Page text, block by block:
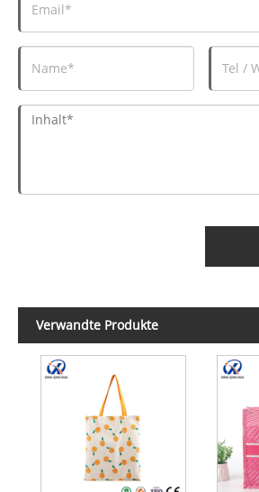
Verwandte Produkte